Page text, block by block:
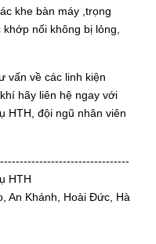
khe bàn máy ,trọng
nối không bị lỏng,
vấn về các linh kiện
hãy liên hệ ngay với
HTH, đội ngũ nhân viên
HTH
An Khánh, Hoài Đức, Hà